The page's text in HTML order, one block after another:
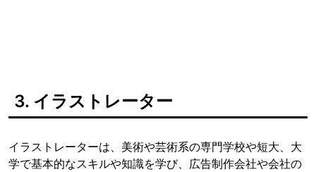
3. イラストレーター
イラストレーターは、美術や芸術系の専門学校や短大、大
学で基本的なスキルや知識を学び、広告制作会社や会社の